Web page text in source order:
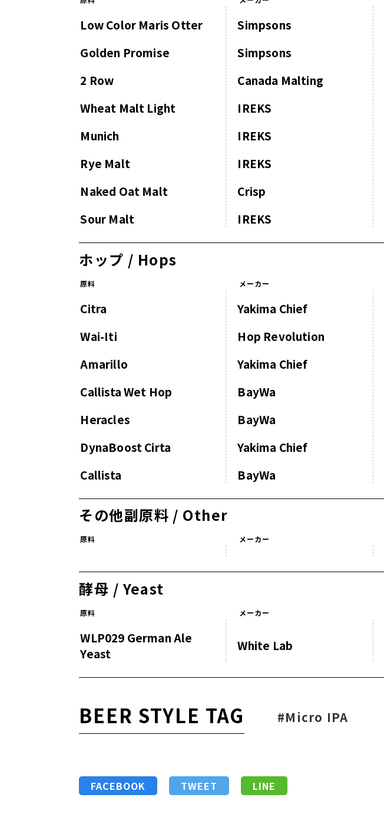
Low Color Maris Otter Simpsons
Golden Promise
Simpsons
2 Row
Canada Malting
Wheat Malt Light
IREKS
Munich
IREKS
Rye Malt
IREKS
Naked Oat Malt
Crisp
Sour Malt
IREKS
ホップ / Hops
原料 メーカー
Citra Yakima Chief
Wai-Iti
Hop Revolution
Amarillo
Yakima Chief
Callista Wet Hop
BayWa
Heracles
BayWa
DynaBoost Cirta
Yakima Chief
Callista
BayWa
その他副原料 / Other
原料 メーカー
酵母 / Yeast
原料 メーカー
WLP029 German Ale
Yeast
White Lab
BEER STYLE TAG #Micro IPA
FACEBOOK TWEET LINE